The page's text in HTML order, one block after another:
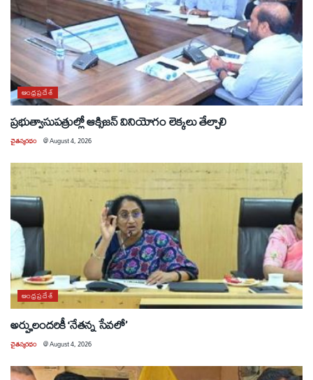
ఆంధ్రప్రదేశ్
ప్రభుత్వాసుపత్రుల్లో ఆక్సిజన్ వినియోగం లెక్కలు తేల్చాలి
చైతన్యరధం @August 4, 2026
ఆంధ్రప్రదేశ్
అర్హులందరికీ ‘నేతన్న సేవలో’
చైతన్యరధం @August 4, 2026